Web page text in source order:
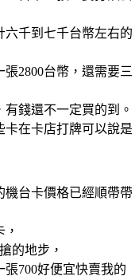
六千到七千台幣左右的
2800台幣，還需要三
錢還不一定買的到。
卡在卡店打牌可以說是
台卡價格已經順帶帶
的地步，
張700好便宜快賣我的